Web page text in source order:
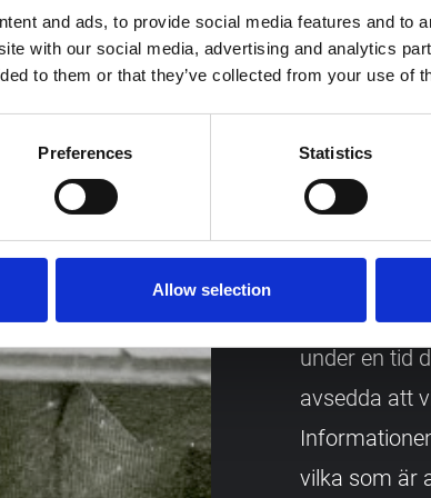
and ads, to provide social media features and to
with our social media, advertising and analytics
to them or that they’ve collected from your use of
Preferences Statistics
Allow selection
alarm 31 juli
Bäddning,
se
års
under en tid
avsedda att
vilka som är